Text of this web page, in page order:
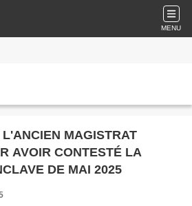
MENU
MAGISTRAT
AVOIR CONTESTÉ LA
DE MAI 2025